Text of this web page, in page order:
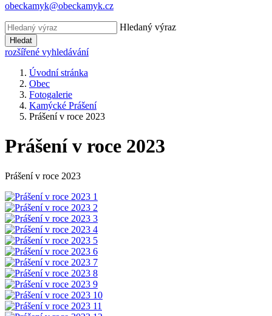
obeckamyk@obeckamyk.cz
Hledaný výraz
Hledat
rozšířené vyhledávání
Úvodní stránka
Obec
Fotogalerie
Kamýcké Prášení
Prášení v roce 2023
Prášení v roce 2023
Prášení v roce 2023